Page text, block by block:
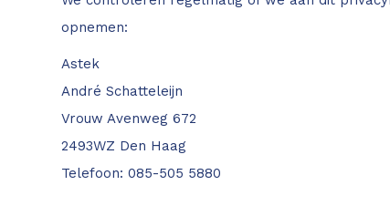
opnemen:
Astek
André Schatteleijn
Vrouw Avenweg 672
2493WZ Den Haag
Telefoon: 085-505 5880